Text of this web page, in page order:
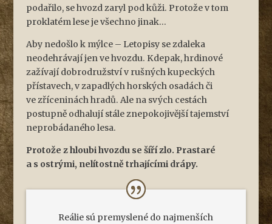
podařilo, se hvozd zaryl pod kůži. Protože v tom
proklatém lese je všechno jinak...
Aby nedošlo k mýlce – Letopisy se zdaleka
neodehrávají jen ve hvozdu. Kdepak, hrdinové
zažívají dobrodružství v rušných kupeckých
přístavech, v zapadlých horských osadách či
ve zříceninách hradů. Ale na svých cestách
postupně odhalují stále znepokojivější tajemství
neprobádaného lesa.
Protože z hloubi hvozdu se šíří zlo. Prastaré
a s ostrými, nelítostně trhajícími drápy.
Reálie sú premyslené do najmenších